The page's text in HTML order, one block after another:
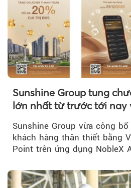
Sunshine Group tung
lớn nhất từ trước tới nay
NobleX Point cho khách
Sunshine Group vừa công
khách hàng thân thiết bằng
Point trên ứng dụng NobleX